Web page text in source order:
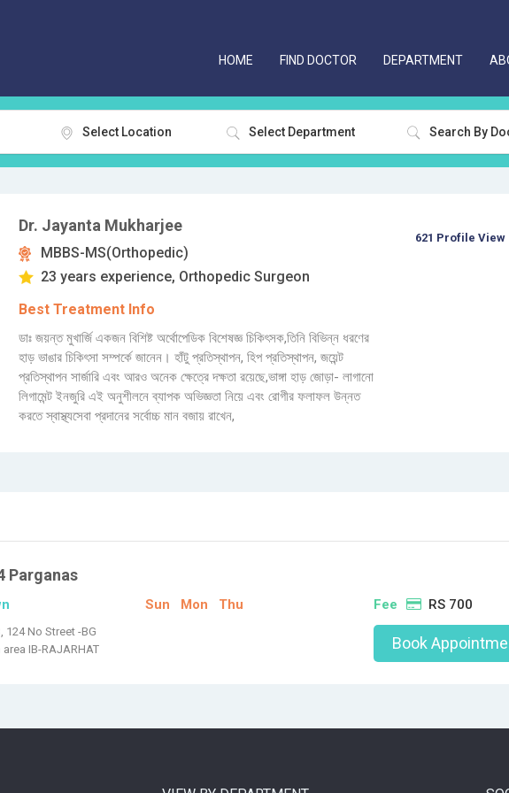
HOME FIND DOCTOR DEPARTMENT
Select Location Select Department
Dr. Jayanta Mukharjee
MBBS-MS(Orthopedic)
23 years experience, Orthopedic Surgeon
Best Treatment Info
ডাঃ জয়ন্ত মুখার্জি একজন বিশিষ্ট অর্থোপেডিক বিশেষজ্ঞ চিকিৎসক,তিনি বিভিন্ন ধরণের
হাড় ভাঙার চিকিৎসা সম্পর্কে জানেন। হাঁটু প্রতিস্থাপন, হিপ প্রতিস্থাপন, জয়েন্ট
প্রতিস্থাপন সার্জারি এবং আরও অনেক ক্ষেত্রে দক্ষতা রয়েছে,ভাঙ্গা হাড় জোড়া- লাগানো
লিগামেন্ট ইনজুরি এই অনুশীলনে ব্যাপক অভিজ্ঞতা নিয়ে এবং রোগীর ফলাফল উন্নত
করতে স্বাস্থ্যসেবা প্রদানের সর্বোচ্চ মান বজায় রাখেন,
621 Profile View
Parganas
124 No Street -BG
IB-RAJARHAT
Sun Mon Thu Fee RS 700
Book